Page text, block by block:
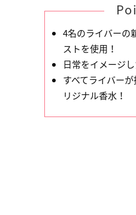
4名のライバーの
ストを使用！
日常をイメージ
すべてライバー
リジナル香水！